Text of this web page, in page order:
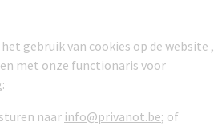
gebruik van cookies op de website ,
met onze functionaris voor
naar info@privanot.be; of